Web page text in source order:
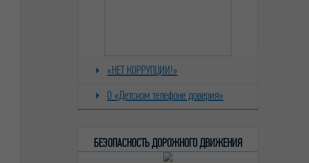
«НЕТ КОРРУПЦИИ!»
О «Детском телефоне доверия»
БЕЗОПАСНОСТЬ ДОРОЖНОГО ДВИЖЕНИЯ